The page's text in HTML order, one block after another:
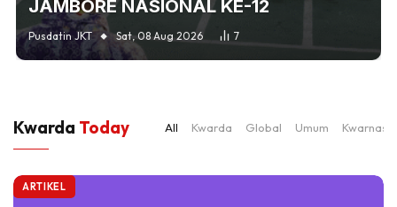
JAMBORE NASIONAL KE-12
Pusdatin JKT Sat, 08 Aug 2026 7
Kwarda Today All Kwarda Global Umum Kwarnas
ARTIKEL